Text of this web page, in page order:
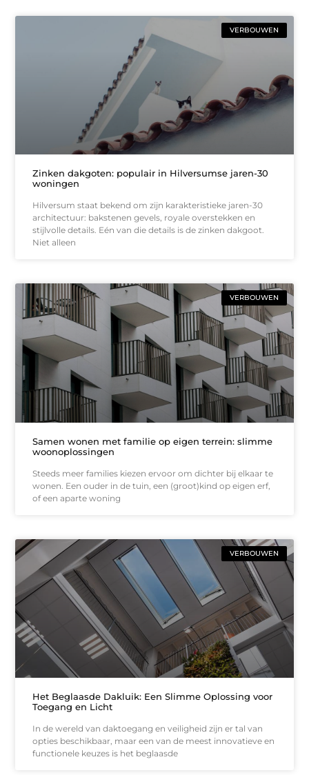
VERBOUWEN
Zinken dakgoten: populair in Hilversumse jaren-30
woningen
Hilversum staat bekend om zijn karakteristieke jaren-30
architectuur: bakstenen gevels, royale overstekken en
stijlvolle details. Eén van die details is de zinken dakgoot.
Niet alleen
VERBOUWEN
Samen wonen met familie op eigen terrein: slimme
woonoplossingen
Steeds meer families kiezen ervoor om dichter bij elkaar te
wonen. Een ouder in de tuin, een (groot)kind op eigen erf,
of een aparte woning
VERBOUWEN
Het Beglaasde Dakluik: Een Slimme Oplossing voor
Toegang en Licht
In de wereld van daktoegang en veiligheid zijn er tal van
opties beschikbaar, maar een van de meest innovatieve en
functionele keuzes is het beglaasde